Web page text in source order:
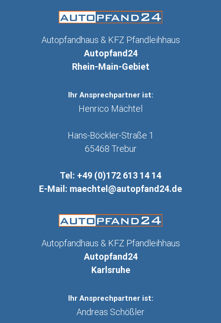
Autopfandhaus & KFZ Pfandleihhaus
Autopfand24
Rhein-Main-Gebiet
Ihr Ansprechpartner ist:
Henrico Mächtel
Hans-Böckler-Straße 1
65468 Trebur
Tel: +49 (0)172 613 14 14
E-Mail: maechtel@autopfand24.de
Autopfandhaus & KFZ Pfandleihhaus
Autopfand24
Karlsruhe
Ihr Ansprechpartner ist:
Andreas Schößler